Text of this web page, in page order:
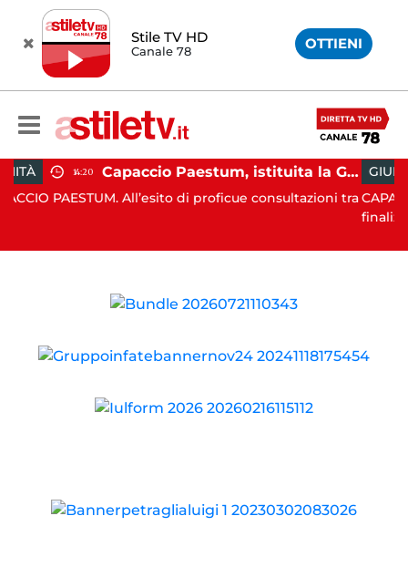
Stile TV HD
Canale 78 OTTIENI
Capaccio Paestum, istituita la Guardia Medica Turistica presso il Psaut di Piazza Santini
consultazioni tra
GIUDIZIARIA 12:25
CAPACCIO PAESTUM. Nell’ambito delle